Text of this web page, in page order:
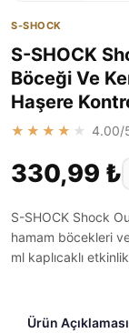
S-SHOCK
S-SHOCK
Böceği Ve
Haşere
★★★★★ 4.00/
330,99 ₺
S-SHOCK Shock
hamam böcekleri
ml kaplıcaklı
Ürün Açıklaması